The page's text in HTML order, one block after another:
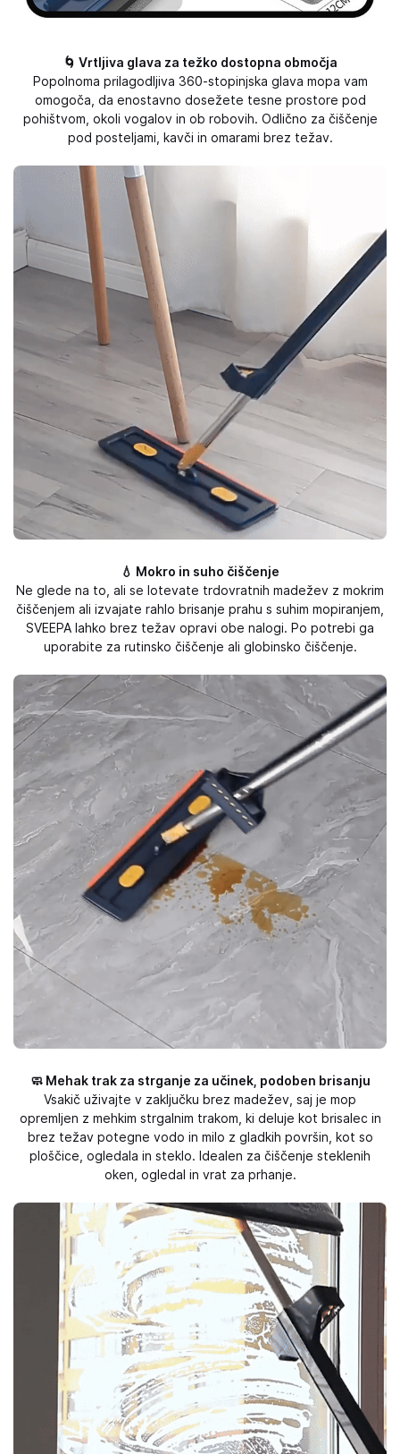
🌀 Vrtljiva glava za težko dostopna območja
Popolnoma prilagodljiva 360-stopinjska glava mopa vam
omogoča, da enostavno dosežete tesne prostore pod
pohištvom, okoli vogalov in ob robovih. Odlično za čiščenje
pod posteljami, kavči in omarami brez težav.
💧 Mokro in suho čiščenje
Ne glede na to, ali se lotevate trdovratnih madežev z mokrim
čiščenjem ali izvajate rahlo brisanje prahu s suhim mopiranjem,
SVEEPA lahko brez težav opravi obe nalogi. Po potrebi ga
uporabite za rutinsko čiščenje ali globinsko čiščenje.
🧼 Mehak trak za strganje za učinek, podoben brisanju
Vsakič uživajte v zaključku brez madežev, saj je mop
opremljen z mehkim strgalnim trakom, ki deluje kot brisalec in
brez težav potegne vodo in milo z gladkih površin, kot so
ploščice, ogledala in steklo. Idealen za čiščenje steklenih
oken, ogledal in vrat za prhanje.